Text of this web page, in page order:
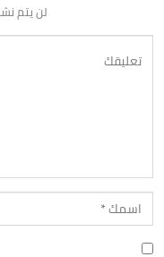
لن يتم